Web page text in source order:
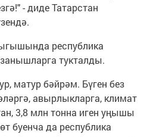
- диде Татарстан
республика
тукталды.
матур бәйрәм. Бүген без
авырлыкларга, климат
3,8 млн тонна иген уңышы
буенча да республика